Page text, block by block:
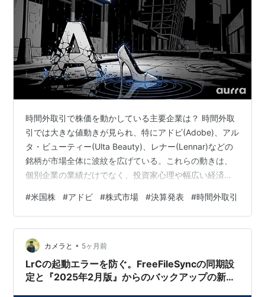
時間外取引で株価を動かしている主要企業は？ 時間外取
引では大きな値動きが見られ、特にアドビ(Adobe)、アル
タ・ビューティー(Ulta Beauty)、レナー(Lennar)などの
銘柄が市場全体に波紋を広げている。これらの動きは、
個別企業の業績だけでなく、投資家心理や幅広い経済環
#米国株 #アドビ #株式市場 #決算発表 #時間外取引
カメラと • 5ヶ月前
LrCの起動エラーを防ぐ。FreeFileSyncの同期設
定と『2025年2月版』からのバックアップの新常